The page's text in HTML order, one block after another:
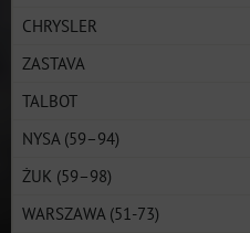
CHRYSLER
ZASTAVA
TALBOT
NYSA (59–94)
ŻUK (59–98)
WARSZAWA (51-73)